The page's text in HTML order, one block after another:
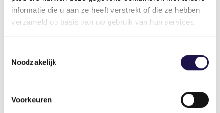
informatie die u aan ze heeft verstrekt of die ze hebben
verzameld op basis van uw gebruik van hun services.
Noodzakelijk
Voorkeuren
laagdrempelig. Het imago dat men er vooral is
hebben veel aan hun
know how
arbeidsmarktontwikkeling maakt u
zich het meeste zorgen?